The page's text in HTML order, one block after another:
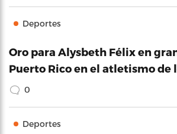
Deportes
Oro para Alysbeth Félix en
Puerto Rico en el atletismo de
0
Deportes